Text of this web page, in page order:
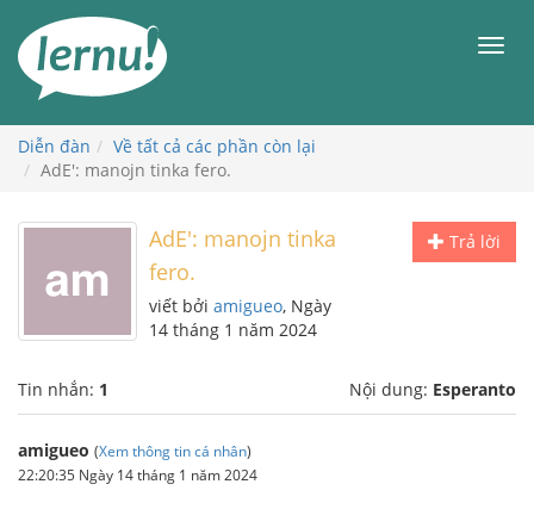
đến
phần
dung
Diễn đàn
Về tất cả các phần còn lại
AdE': manojn tinka fero.
Trả lời
AdE': manojn tinka
fero.
viết bởi amigueo, Ngày
14 tháng 1 năm 2024
Tin nhắn: 1 Nội dung: Esperanto
amigueo (Xem thông tin cá nhân)
22:20:35 Ngày 14 tháng 1 năm 2024